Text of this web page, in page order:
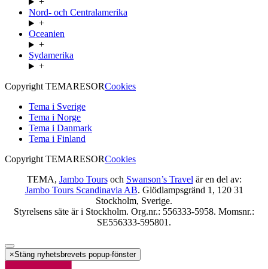
Nord- och Centralamerika
+
Oceanien
+
Sydamerika
+
Copyright TEMARESORCookies
Tema i Sverige
Tema i Norge
Tema i Danmark
Tema i Finland
Copyright TEMARESORCookies
TEMA, Jambo Toursoch Swanson’s Travel är en del av:
Jambo Tours Scandinavia AB. Glödlampsgränd 1, 120 31
Stockholm, Sverige.
Styrelsens säte är i Stockholm. Org.nr.: 556333-5958. Momsnr.:
SE556333-595801.
×Stäng nyhetsbrevets popup-fönster